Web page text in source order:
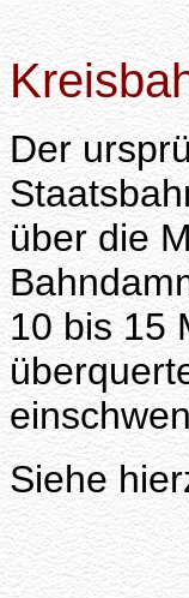
Der
über die
10 bis 15
Siehe